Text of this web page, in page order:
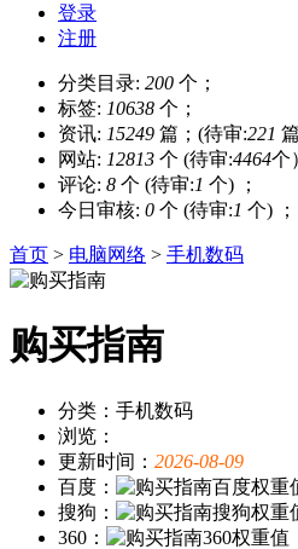
登录
注册
分类目录: 200 个；
标签: 10638 个；
资讯: 15249 篇；(待审:221
网站: 12813 个 (待审:4464个
评论: 8 个 (待审:1 个) ；
今日审核: 0 个 (待审:1 个) ；
首页 > 电脑网络 > 手机数码
购买指南
分类：手机数码
浏览：
更新时间： 2026-08-09
百度：
搜狗：
360：